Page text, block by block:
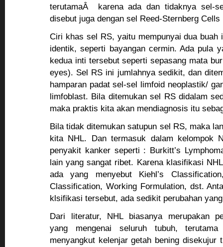
terutamaÂ karena ada dan tidaknya sel-
disebut juga dengan sel Reed-Sternberg
Ciri khas sel RS, yaitu mempunyai dua buah
identik, seperti bayangan cermin. Ada pula
kedua inti tersebut seperti sepasang mata
eyes). Sel RS ini jumlahnya sedikit, dan
hamparan padat sel-sel limfoid neoplastik/
limfoblast. Bila ditemukan sel RS didalam
maka praktis kita akan mendiagnosis itu
Bila tidak ditemukan satupun sel RS, maka
kita NHL. Dan termasuk dalam kelompok
penyakit kanker seperti : Burkitt’s
lain yang sangat ribet. Karena klasifikasi
ada yang menyebut Kiehl’s
Classification, Working Formulation, dst.
klsifikasi tersebut, ada sedikit perubahan
Dari literatur, NHL biasanya merupakan
yang mengenai seluruh tubuh,
menyangkut kelenjar getah bening disekujur